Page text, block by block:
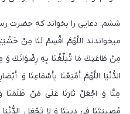
ششم: دعايى را بخواند كه حضرت
ميخواندند اللَّهُمَّ اقْسِمْ لَنَا مِنْ
مِنْ طَاعَتِكَ مَا تُبَلِّغُنَا بِهِ رِضْوَانَكَ وَ
الدُّنْيَا اللَّهُمَّ أَمْتِعْنَا بِأَسْمَاعِنَا وَ
مِنَّا وَ اجْعَلْ ثَارَنَا عَلَى مَنْ ظَلَمَنَا
مُصِيبَتَنَا فِي دِينِنَا وَ لا تَجْعَلِ